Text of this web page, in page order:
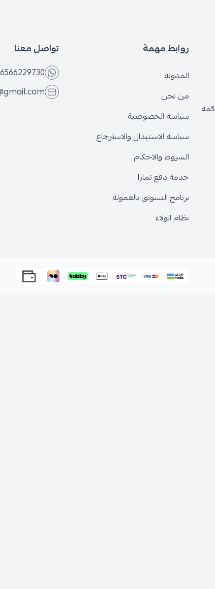
روابط مهمة
المدونة
من نحن
سياسة الخصوصية
سياسة الاستبدال والاسترجاع
الشروط والاحكام
خدمة دفع تمارا
برنامج التسويق بالعمولة
نظام الولاء
تواصل معنا